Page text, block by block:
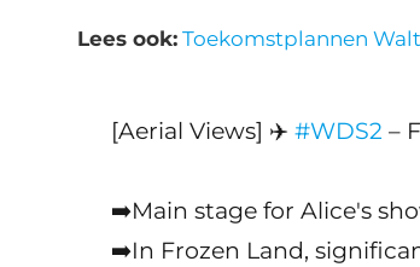
Lees ook: Toekomstplannen
[Aerial Views] ✈️#WDS2 –
➡️Main stage for Alice's
➡️In Frozen Land,